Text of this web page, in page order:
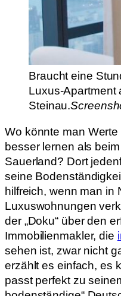
Braucht eine
Luxus-Apartment
Steinau.
Wo könnte man
besser lernen als
Sauerland? Dort
seine
hilfreich, wenn man in
Luxuswohnungen
der „Doku“ über den
Immobilienmakler, die
sehen ist, zwar nicht
erzählt es einfach, es
passt perfekt zu